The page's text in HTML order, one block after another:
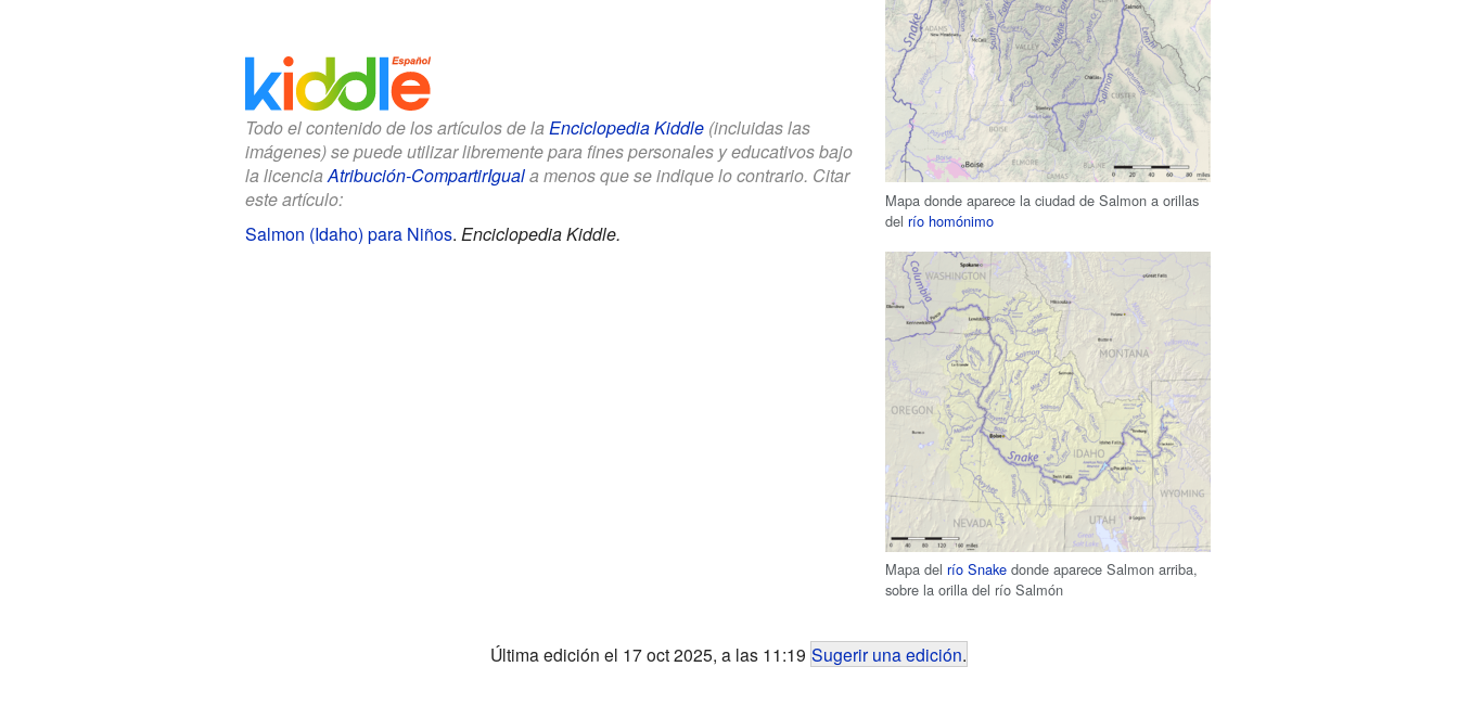
Mapa donde aparece la ciudad de Salmon a orillas
delrío homónimo
Mapa delrío Snake donde aparece Salmon arriba,
sobre la orilla del río Salmón
Todo el contenido de los artículos de la Enciclopedia Kiddle(incluidas las
imágenes) se puede utilizar libremente para fines personales y educativos bajo
la licenciaAtribución-CompartirIguala menos que se indique lo contrario. Citar
este artículo:
Salmon (Idaho) para Niños. Enciclopedia Kiddle.
Última edición el 17 oct 2025, a las 11:19 Sugerir una edición.